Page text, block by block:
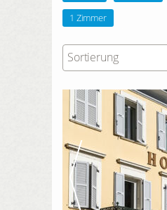
1 Zimmer
Sortierung